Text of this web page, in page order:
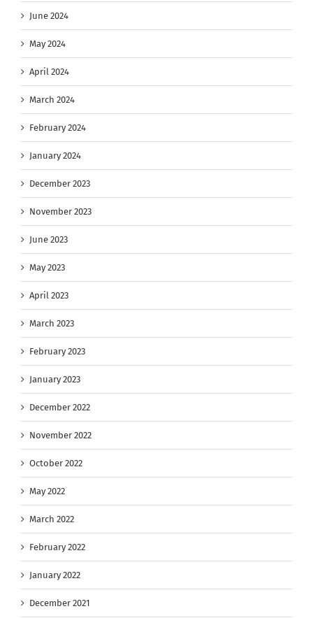
June 2024
May 2024
April 2024
March 2024
February 2024
January 2024
December 2023
November 2023
June 2023
May 2023
April 2023
March 2023
February 2023
January 2023
December 2022
November 2022
October 2022
May 2022
March 2022
February 2022
January 2022
December 2021